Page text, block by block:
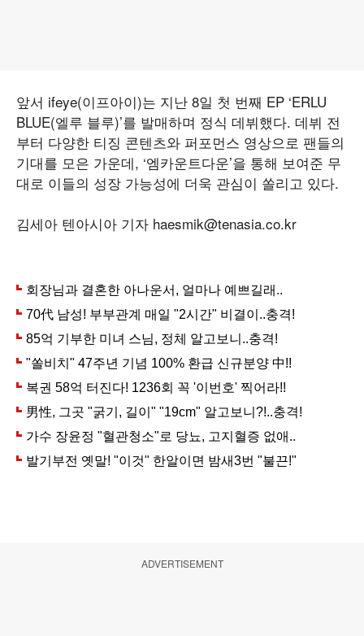
앞서 ifeye(이프아이)는 지난 8일 첫 번째 EP ‘ERLU
BLUE(엘루 블루)’를 발매하며 정식 데뷔했다. 데뷔 전
부터 다양한 티징 콘텐츠와 퍼포먼스 영상으로 팬들의
기대를 모은 가운데, ‘엠카운트다운’을 통해 보여준 무
대로 이들의 성장 가능성에 더욱 관심이 쏠리고 있다.
김세아 텐아시아 기자 haesmik@tenasia.co.kr
ADVERTISEMENT